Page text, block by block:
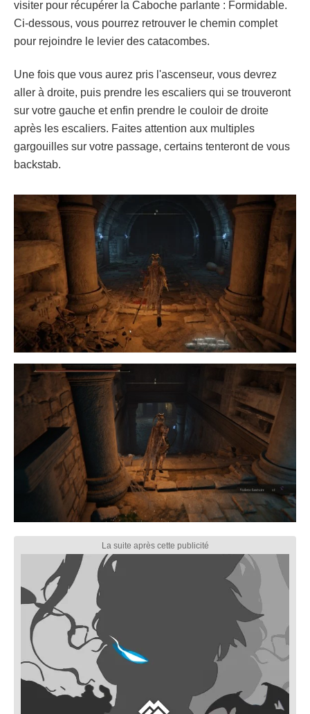
visiter pour récupérer la Caboche parlante : Formidable.
Ci-dessous, vous pourrez retrouver le chemin complet
pour rejoindre le levier des catacombes.
Une fois que vous aurez pris l'ascenseur, vous devrez
aller à droite, puis prendre les escaliers qui se trouveront
sur votre gauche et enfin prendre le couloir de droite
après les escaliers. Faites attention aux multiples
gargouilles sur votre passage, certains tenteront de vous
backstab.